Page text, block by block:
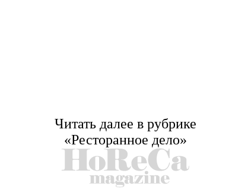
Читать далее в рубрике
«Ресторанное дело»